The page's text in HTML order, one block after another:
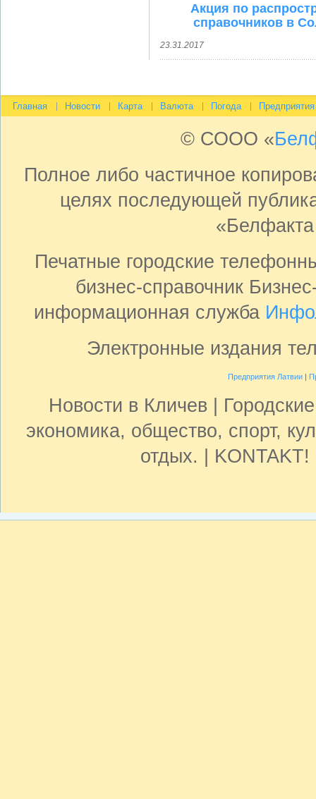
Акция по
справочников в
23.31.2017
Главная Новости Карта Валюта Погода Предприятия
© СООО «
Полное либо частичное
целях последующей
Печатные городские
бизнес-справочник
информационная служба
Электронные издания
Предприятия Латвии|
Новости в Кличев |
экономика, общество, спорт,
отдых. |